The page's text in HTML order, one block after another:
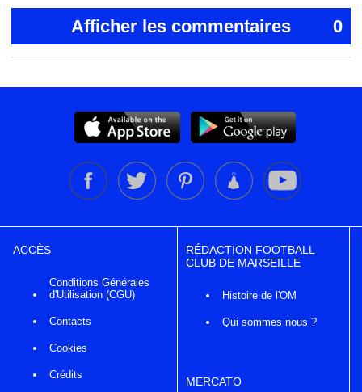
Afficher les commentaires 0
ACCÈS
Conditions Générales
d'Utilisation (CGU)
Contacts
Cookies
Crédits
RÉDACTION FOOTBALL
CLUB DE MARSEILLE
Histoire de l'OM
Qui sommes nous ?
MERCATO